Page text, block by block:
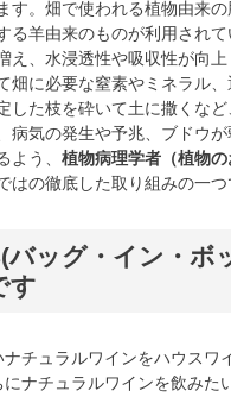
す。畑で使われる植物由来
る羊由来のものが利用され
え、水浸透性や吸収性が向
畑に必要な窒素やミネラル
した枝を砕いて土に撒くな
病気の発生や予兆、ブドウ
よう、 植物病理学者（植物
はの徹底した取り組みの一つ
バッグ・イン・ボ
す
チュラルワインをハウスワ
にナチュラルワインを飲みた